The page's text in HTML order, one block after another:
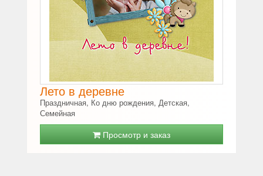
Лето в деревне
Праздничная, Ко дню рождения, Детская,
Семейная
Просмотр и заказ